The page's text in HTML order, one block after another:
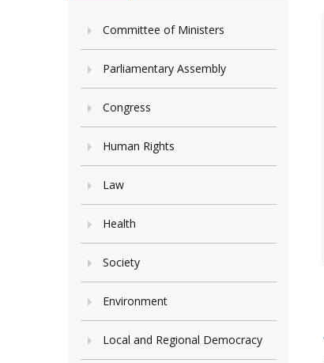
Committee of Ministers
Parliamentary Assembly
Congress
Human Rights
Law
Health
Society
Environment
Local and Regional Democracy